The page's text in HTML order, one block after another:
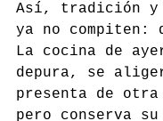
Así, tradición y
ya no compiten:
La cocina de
depura, se
presenta de
pero conserva